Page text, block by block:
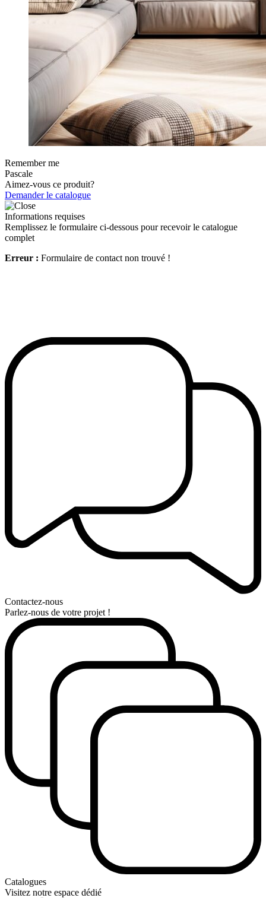
Remember me
Pascale
Aimez-vous ce produit?
Demander le catalogue
Informations requises
Remplissez le formulaire ci-dessous pour recevoir le catalogue
complet
Erreur : Formulaire de contact non trouvé !
Contactez-nous
Parlez-nous de votre projet !
Catalogues
Visitez notre espace dédié